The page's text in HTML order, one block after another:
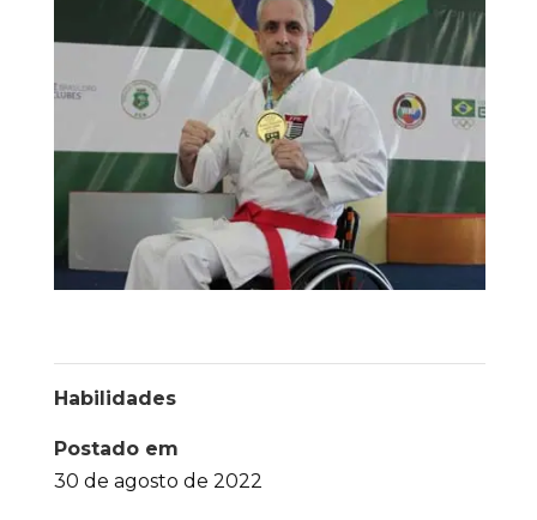
Habilidades
Postado em
30 de agosto de 2022